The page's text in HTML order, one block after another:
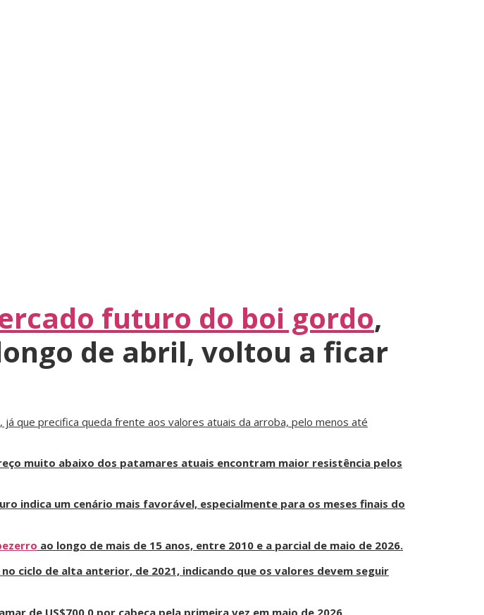
futuro do boi gordo,
de abril, voltou a ficar
que precifica queda frente aos valores atuais da arroba, pelo menos até
muito abaixo dos patamares atuais encontram maior resistência pelos
indica um cenário mais favorável, especialmente para os meses finais do
ao longo de mais de 15 anos, entre 2010 e a parcial de maio de 2026.
ciclo de alta anterior, de 2021, indicando que os valores devem seguir
de US$700,0 por cabeça pela primeira vez em maio de 2026.